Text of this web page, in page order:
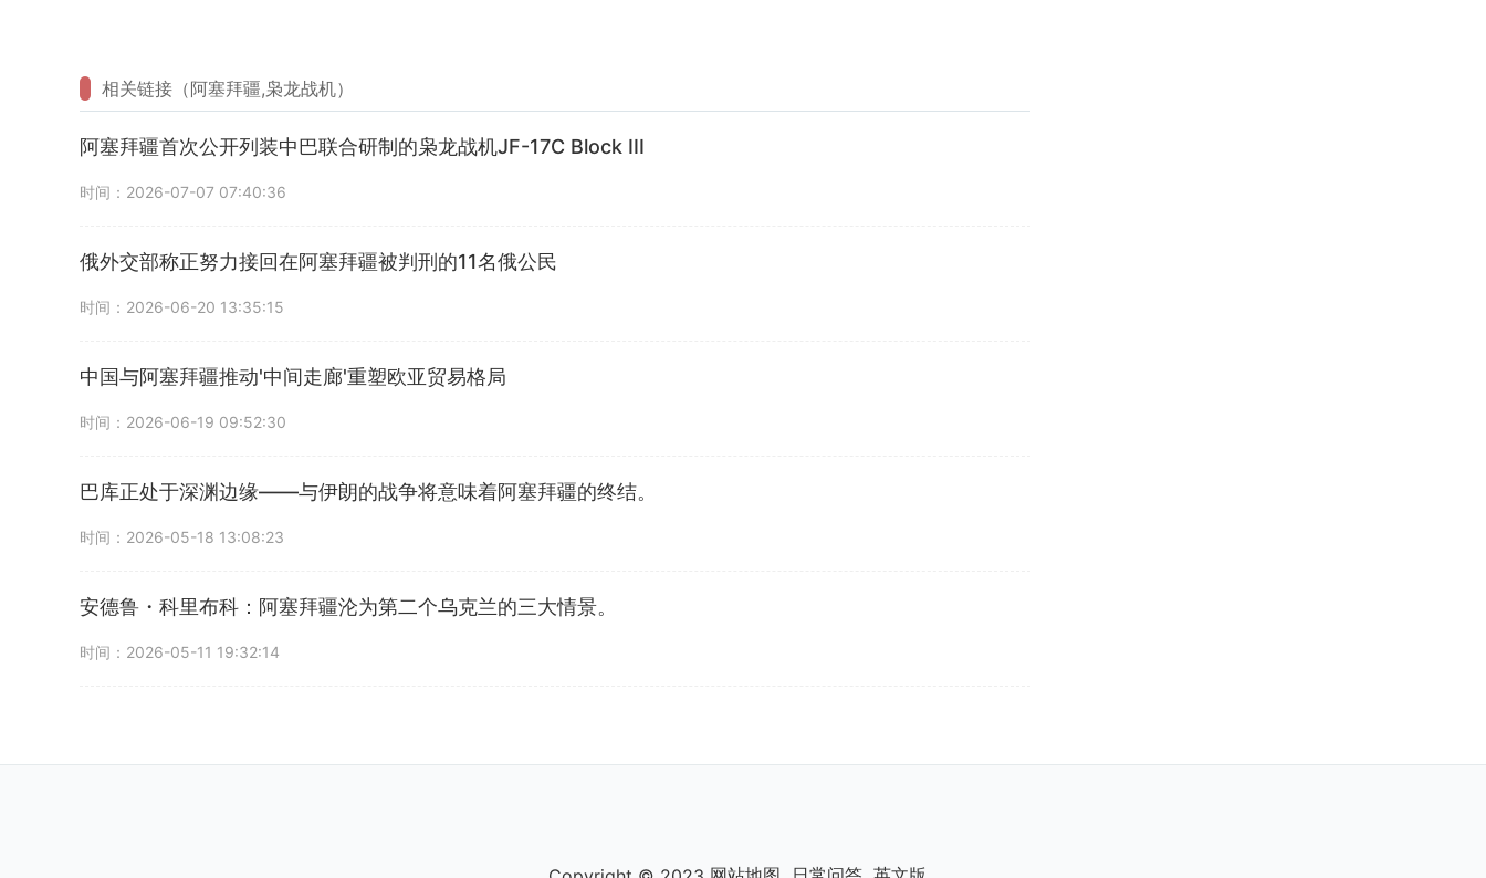
相关链接（阿塞拜疆,枭龙战机）
阿塞拜疆首次公开列装中巴联合研制的枭龙战机JF-17C Block III
时间：2026-07-07 07:40:36
俄外交部称正努力接回在阿塞拜疆被判刑的11名俄公民
时间：2026-06-20 13:35:15
中国与阿塞拜疆推动'中间走廊'重塑欧亚贸易格局
时间：2026-06-19 09:52:30
巴库正处于深渊边缘——与伊朗的战争将意味着阿塞拜疆的终结。
时间：2026-05-18 13:08:23
安德鲁・科里布科：阿塞拜疆沦为第二个乌克兰的三大情景。
时间：2026-05-11 19:32:14